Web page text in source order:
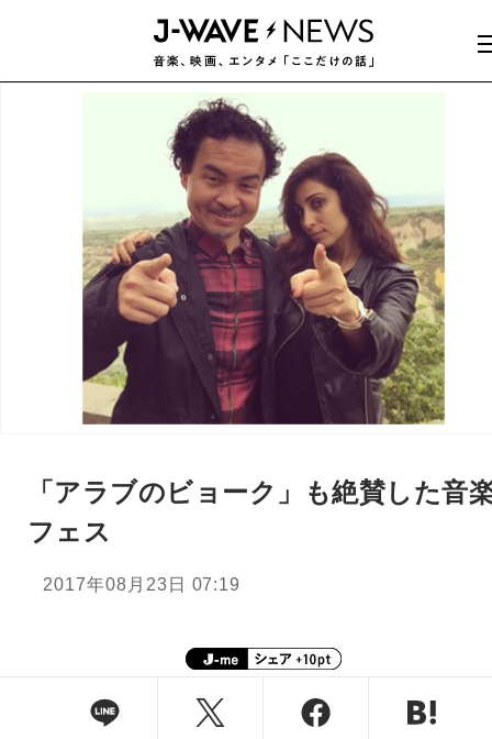
「アラブのビョーク」も絶賛した音
フェス
2017年08月23日 07:19